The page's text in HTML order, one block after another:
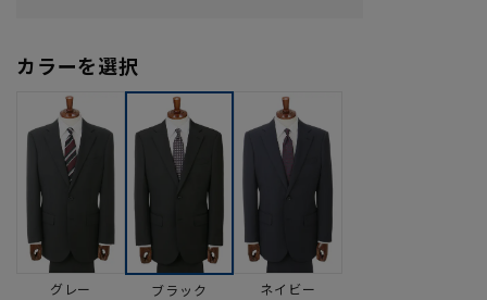
カラーを選択
グレー ブラック ネイビー